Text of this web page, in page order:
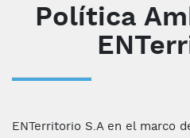
Política
ENTerritorio S.A en el marco